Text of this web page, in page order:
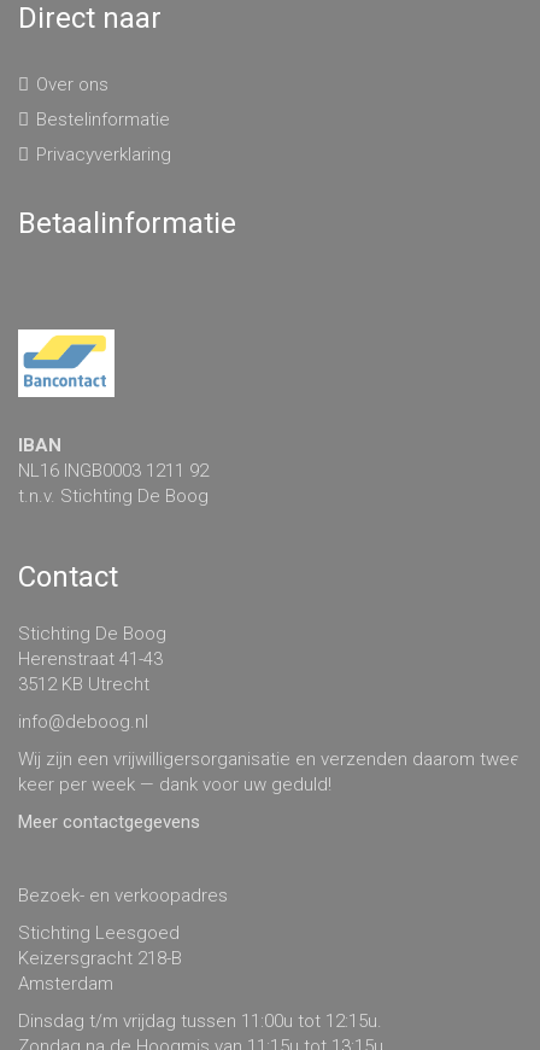
Direct naar
Over ons
Bestelinformatie
Privacyverklaring
Betaalinformatie
IBAN
NL16 INGB0003 1211 92
t.n.v. Stichting De Boog
Contact
Stichting De Boog
Herenstraat 41-43
3512 KB Utrecht
info@deboog.nl
Wij zijn een vrijwilligersorganisatie en verzenden daarom twee
keer per week — dank voor uw geduld!
Meer contactgegevens
Bezoek- en verkoopadres
Stichting Leesgoed
Keizersgracht 218-B
Amsterdam
Dinsdag t/m vrijdag tussen 11:00u tot 12:15u.